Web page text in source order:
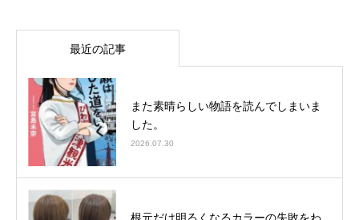
最近の記事
また素晴らしい物語を読んでしまいま
した。
2026.07.30
根元だけ明るくなるカラーの失敗をわ